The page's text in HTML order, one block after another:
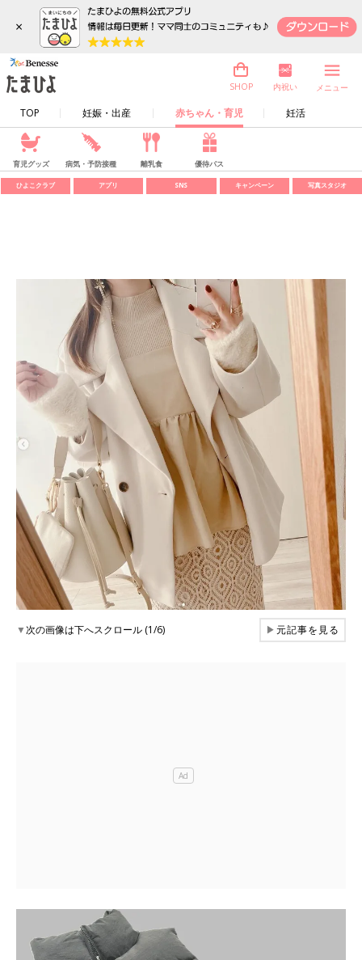
×
TOP 妊娠・出産 赤ちゃん・育児 妊活
SHOP 内祝い メニュー
育児グッズ 病気・予防接種 離乳食 優待パス
ひよこクラブ アプリ SNS キャンペーン 写真スタジオ
▼次の画像は下へスクロール (1/6) ▶元記事を見る